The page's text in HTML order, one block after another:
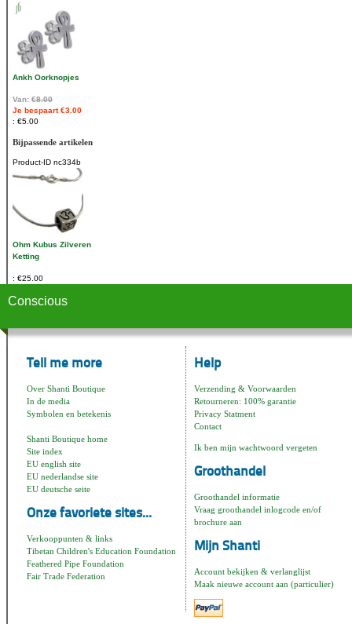
Ankh Oorknopjes
Van: €8.00
Je bespaart €3.00
€5.00
Bijpassende artikelen
Product-ID nc334b
Ohm Kubus Zilveren
Ketting
€25.00
Conscious
Tell me more
Over Shanti Boutique
In de media
Symbolen en betekenis
Shanti Boutique home
Site index
EU english site
EU nederlandse site
EU deutsche seite
Onze favoriete sites...
Verkooppunten & links
Tibetan Children's Education Foundation
Feathered Pipe Foundation
Fair Trade Federation
Help
Verzending & Voorwaarden
Retourneren: 100% garantie
Privacy Statment
Contact
Ik ben mijn wachtwoord vergeten
Groothandel
Groothandel informatie
Vraag groothandel inlogcode en/of
brochure aan
Mijn Shanti
Account bekijken & verlanglijst
Maak nieuwe account aan (particulier)